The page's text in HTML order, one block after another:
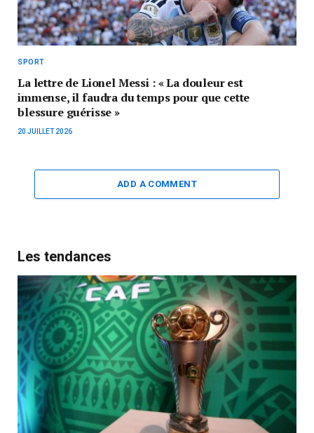
SPORT
La lettre de Lionel Messi : « La douleur est
immense, il faudra du temps pour que cette
blessure guérisse »
20 JUILLET 2026
ADD A COMMENT
Les tendances